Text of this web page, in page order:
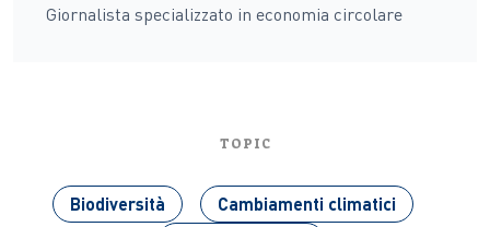
Giornalista specializzato in economia circolare
TOPIC
Biodiversità
Cambiamenti climatici